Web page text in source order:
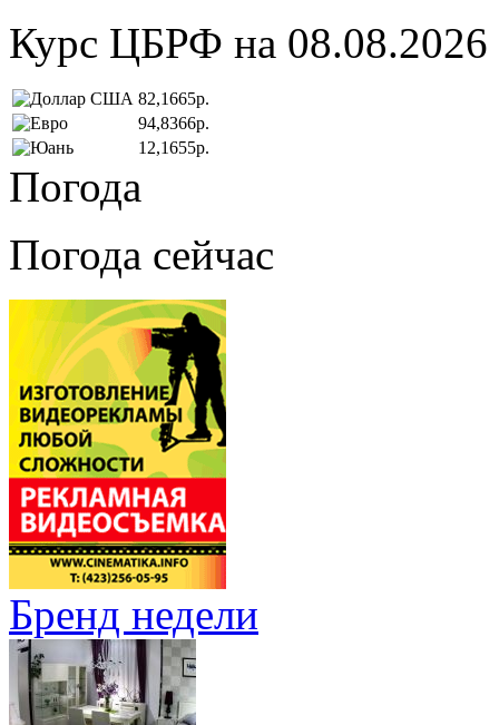
Курс ЦБРФ на 08.08.2026
82,1665р.
94,8366р.
12,1655р.
Погода
Погода сейчас
Бренд недели